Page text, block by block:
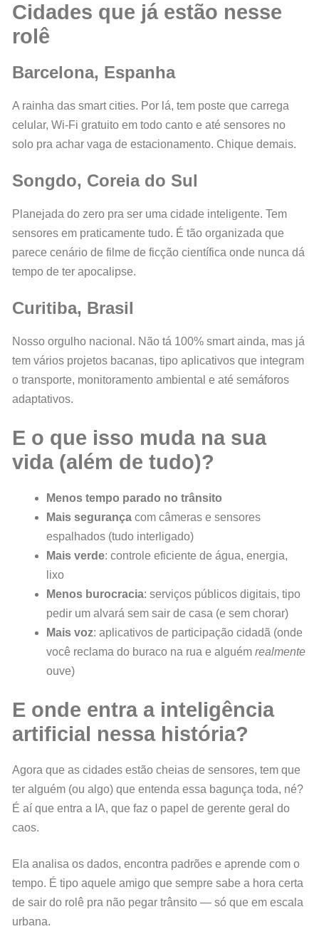
Cidades que já estão nesse
rolê
Barcelona, Espanha
A rainha das smart cities. Por lá, tem poste que carrega
celular, Wi-Fi gratuito em todo canto e até sensores no
solo pra achar vaga de estacionamento. Chique demais.
Songdo, Coreia do Sul
Planejada do zero pra ser uma cidade inteligente. Tem
sensores em praticamente tudo. É tão organizada que
parece cenário de filme de ficção científica onde nunca dá
tempo de ter apocalipse.
Curitiba, Brasil
Nosso orgulho nacional. Não tá 100% smart ainda, mas já
tem vários projetos bacanas, tipo aplicativos que integram
o transporte, monitoramento ambiental e até semáforos
adaptativos.
E o que isso muda na sua
vida (além de tudo)?
Menos tempo parado no trânsito
Mais segurança com câmeras e sensores
espalhados (tudo interligado)
Mais verde: controle eficiente de água, energia,
lixo
Menos burocracia: serviços públicos digitais, tipo
pedir um alvará sem sair de casa (e sem chorar)
Mais voz: aplicativos de participação cidadã (onde
você reclama do buraco na rua e alguém realmente
ouve)
E onde entra a inteligência
artificial nessa história?
Agora que as cidades estão cheias de sensores, tem que
ter alguém (ou algo) que entenda essa bagunça toda, né?
É aí que entra a IA, que faz o papel de gerente geral do
caos.
Ela analisa os dados, encontra padrões e aprende com o
tempo. É tipo aquele amigo que sempre sabe a hora certa
de sair do rolê pra não pegar trânsito — só que em escala
urbana.